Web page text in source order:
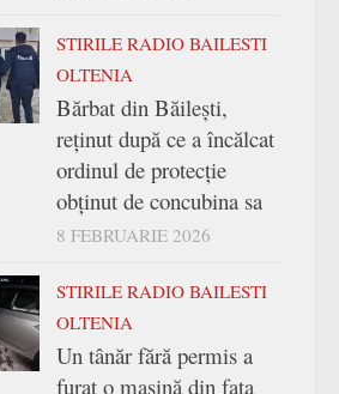
STIRILE RADIO BAILESTI
OLTENIA
Bărbat din Băilești,
reținut după ce a încălcat
ordinul de protecție
obținut de concubina sa
8 FEBRUARIE 2026
STIRILE RADIO BAILESTI
OLTENIA
Un tânăr fără permis a
furat o mașină din fața